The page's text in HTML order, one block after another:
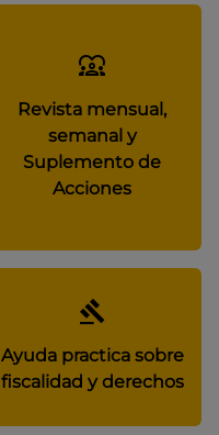
Revista mensual,
semanal y
Suplemento de
Acciones
Ayuda practica sobre
fiscalidad y derechos